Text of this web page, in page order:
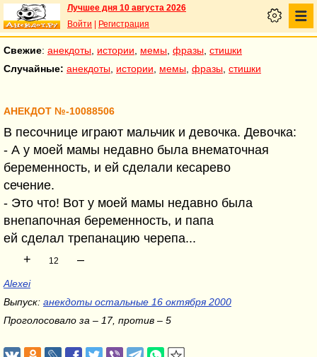
Лучшее дня 10 августа 2026
Войти
Регистрация
Свежие: анекдоты истории мемы фразы стишки
Случайные: анекдоты истории мемы фразы стишки
АНЕКДОТ №-10088506
В песочнице играют мальчик и девочка. Девочка:
- А у моей мамы недавно была внематочная
беременность, и ей сделали кесарево
сечение.
- Это что! Вот у моей мамы недавно была
внепапочная беременность, и папа
ей сделал трепанацию черепа...
+
12 –
Alexei
Выпуск: анекдоты остальные 16 октября 2000
Проголосовало за – 17, против – 5